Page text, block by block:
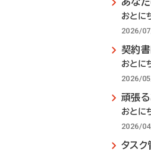
おとに
2026/
契約書
おとに
2026/
頑張
おとに
2026/
タスク